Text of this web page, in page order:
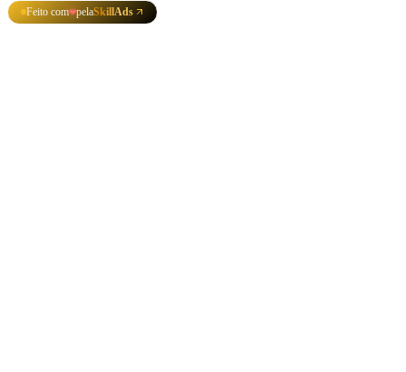
Feito com❤pelaSkillAds